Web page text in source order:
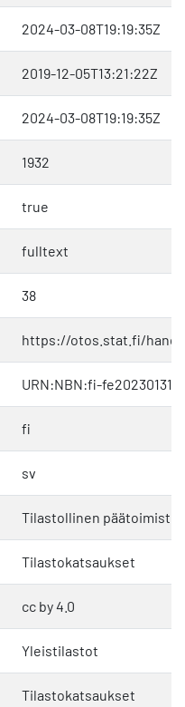
2024-03-08T19:19:35Z
2019-12-05T13:21:22Z
2024-03-08T19:19:35Z
1932
true
fulltext
38
https://otos.stat.fi/
URN:NBN:fi-
fi
sv
Tilastollinen päätoimisto
Tilastokatsaukset
cc by 4.0
Yleistilastot
Tilastokatsaukset